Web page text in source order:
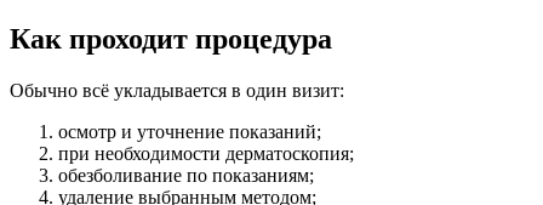
Как проходит процедура
Обычно всё укладывается в один визит:
осмотр и уточнение показаний;
при необходимости дерматоскопия;
обезболивание по показаниям;
удаление выбранным методом;